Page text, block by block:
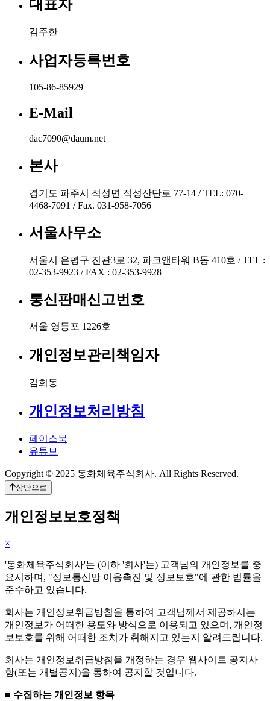
대표자
김주한
사업자등록번호
105-86-85929
E-Mail
dac7090@daum.net
본사
경기도 파주시 적성면 적성산단로 77-14 / TEL: 070-
4468-7091 / Fax. 031-958-7056
서울사무소
서울시 은평구 진관3로 32, 파크앤타워 B동 410호 / TEL :
02-353-9923 / FAX : 02-353-9928
통신판매신고번호
서울 영등포 1226호
개인정보관리책임자
김희동
개인정보처리방침
페이스북
유튜브
Copyright © 2025 동화체육주식회사. All Rights Reserved.
상단으로
개인정보보호정책
×
'동화체육주식회사'는 (이하 '회사'는) 고객님의 개인정보를 중
요시하며, "정보통신망 이용촉진 및 정보보호"에 관한 법률을
준수하고 있습니다.
회사는 개인정보취급방침을 통하여 고객님께서 제공하시는
개인정보가 어떠한 용도와 방식으로 이용되고 있으며, 개인정
보보호를 위해 어떠한 조치가 취해지고 있는지 알려드립니다.
회사는 개인정보취급방침을 개정하는 경우 웹사이트 공지사
항(또는 개별공지)을 통하여 공지할 것입니다.
■ 수집하는 개인정보 항목